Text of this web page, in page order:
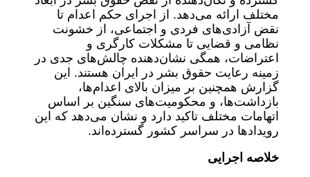
مختلف ارائه می‌دهد. از اجرای حکم اعدام تا
نقض آزادی‌های فردی و اجتماعی، از خشونت
نظامی و قضایی تا مشکلات کارگری و
اعتراضات، همگی نشان‌دهنده چالش‌های جدی در
زمینه رعایت حقوق بشر در ایران هستند. این
گزارش همچنین بر میزان بالای اعدام‌ها،
بازداشت‌ها، و محکومیت‌های سنگین بر اساس
اتهامات مختلف تاکید دارد و نشان می‌دهد که این
رویدادها در سراسر کشور گسترده‌اند.
خلاصه اجرایی